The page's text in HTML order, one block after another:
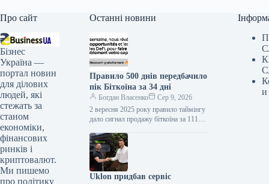
Про сайт
Бізнес
Україна —
портал новин
для ділових
людей, які
стежать за
станом
економіки,
фінансових
ринків і
криптовалют.
Ми пишемо
про політику
Останні новини
Правило 500 днів передбачило
пік Біткоїна за 34 дні
Богдан Власенко
Сер 9, 2026
2 вересня 2025 року правило таймінгу
дало сигнал продажу біткоїна за 111
пізніше,…
Uklon придбав сервіс
и